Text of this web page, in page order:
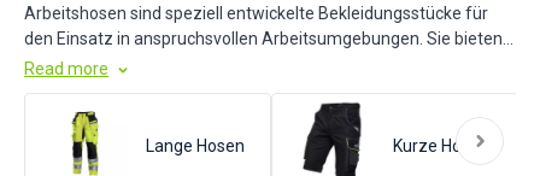
Arbeitshosen sind speziell entwickelte Bekleidungsstücke für
den Einsatz in anspruchsvollen Arbeitsumgebungen. Sie bieten
robuste Materialien und verstärkte Nähte, um Langlebigkeit und
Schutz zu gewährleisten. Häufige Vorteile umfassen
Abriebfestigkeit, Bewegungsfreiheit und zusätzliche Taschen
für Werkzeuge. Beim Kauf sollten Sie auf die Materialqualität,
Passform und spezifische Schutzfunktionen wie Kniepolster
Read more
Lange Hosen Kurze Hosen